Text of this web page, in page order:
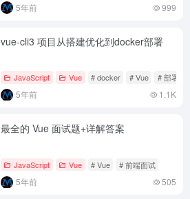
5年前 999
vue-cli3 项目从搭建优化到docker部署
JavaScript Vue # docker # Vue # 部署
5年前 1.1K
最全的 Vue 面试题+详解答案
JavaScript Vue # Vue # 前端面试
5年前 505